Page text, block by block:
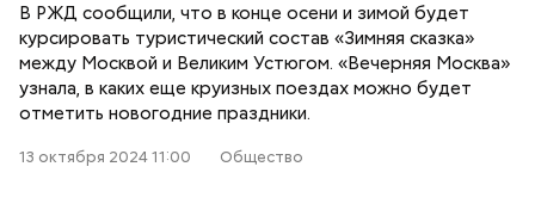
В РЖД сообщили, что в конце осени и зимой будет
курсировать туристический состав «Зимняя сказка»
между Москвой и Великим Устюгом. «Вечерняя Москва»
узнала, в каких еще круизных поездах можно будет
отметить новогодние праздники.
13 октября 2024 11:00 Общество